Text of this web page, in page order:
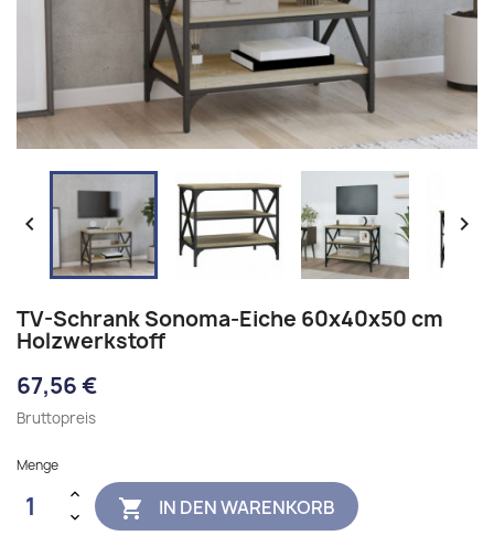
 
TV-Schrank Sonoma-Eiche 60x40x50 cm
Holzwerkstoff
67,56 €
Bruttopreis
Menge
 IN DEN WARENKORB